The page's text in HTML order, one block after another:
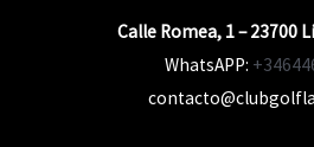
Calle Romea, 1 – 23700
WhatsAPP: